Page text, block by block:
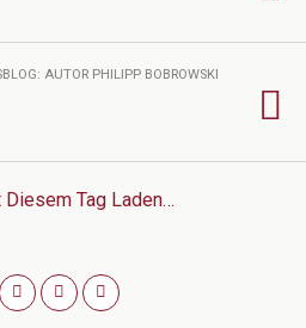
AUTOR PHILIPP BOBROWSKI
Tag Laden…